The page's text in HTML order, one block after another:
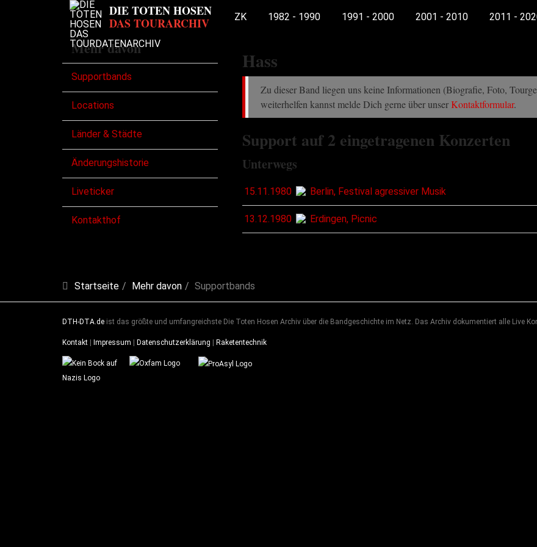
ZK 1982 - 1990 1991 - 2000 2001 - 2010 2011 -
Hass
Zu dieser Band liegen uns keine Informationen (Biografie, Foto,
weiterhelfen kannst melde Dich gerne über unser Kontaktformular.
Support auf 2 eingetragenen Konzerten
Unterwegs
15.11.1980 Berlin, Festival agressiver Musik
13.12.1980 Erdingen, Picnic
Mehr davon
Supportbands
Locations
Länder & Städte
Änderungshistorie
Liveticker
Kontakthof
Startseite Mehr davon Supportbands
DTH-DTA.de ist das größte und umfangreichste Die Toten Hosen Archiv über die Bandgeschichte im Netz. Das Archiv dokumentiert alle Live
Kontakt Impressum Datenschutzerklärung Raketentechnik